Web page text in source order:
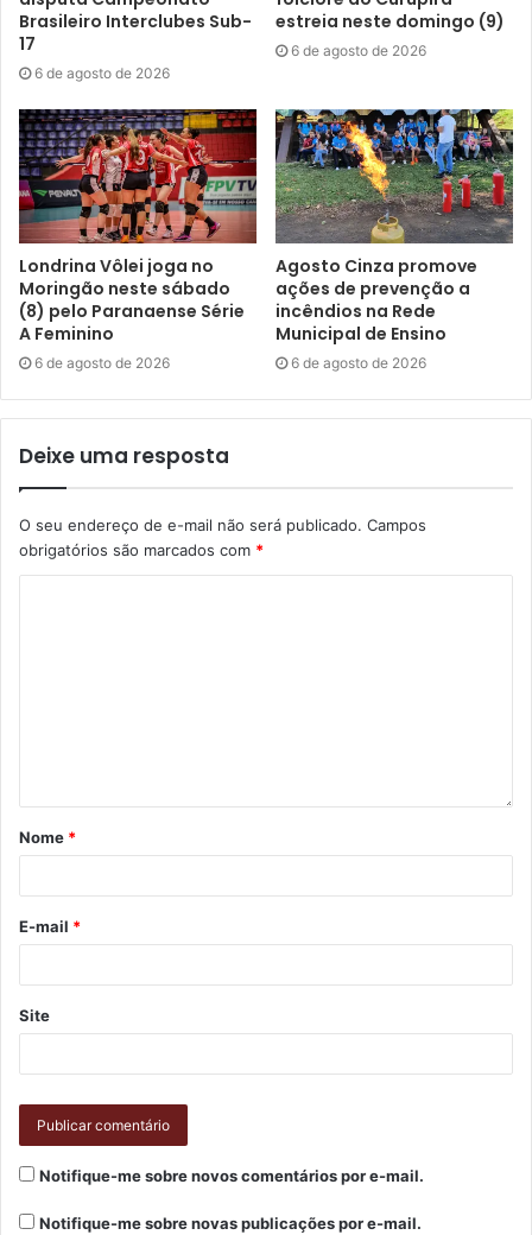
Brasileiro Interclubes Sub-
17
6 de agosto de 2026
estreia neste domingo (9)
6 de agosto de 2026
Londrina Vôlei joga no
Moringão neste sábado
(8) pelo Paranaense Série
A Feminino
6 de agosto de 2026
Agosto Cinza promove
ações de prevenção a
incêndios na Rede
Municipal de Ensino
6 de agosto de 2026
Deixe uma resposta
O seu endereço de e-mail não será publicado. Campos
obrigatórios são marcados com *
Nome *
E-mail *
Site
Notifique-me sobre novos comentários por e-mail.
Notifique-me sobre novas publicações por e-mail.